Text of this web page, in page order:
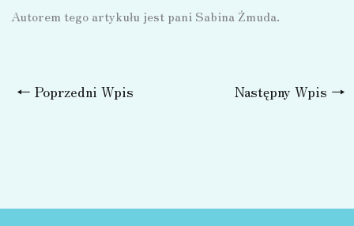
Autorem tego artykułu jest pani Sabina Żmuda.
← Poprzedni Wpis Następny Wpis →